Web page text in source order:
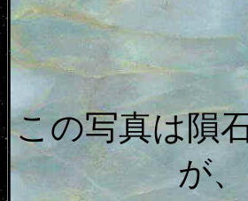
この写真は隕
が